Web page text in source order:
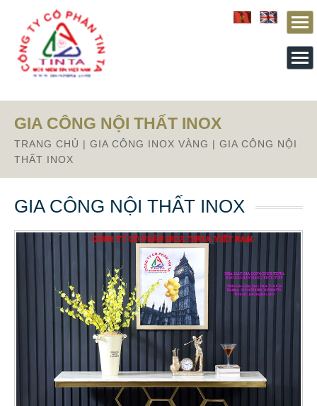
From this section downward is Zalo source code
GIA CÔNG NỘI THẤT INOX
TRANG CHỦ | GIA CÔNG INOX VÀNG | GIA CÔNG NỘI
THẤT INOX
GIA CÔNG NỘI THẤT INOX